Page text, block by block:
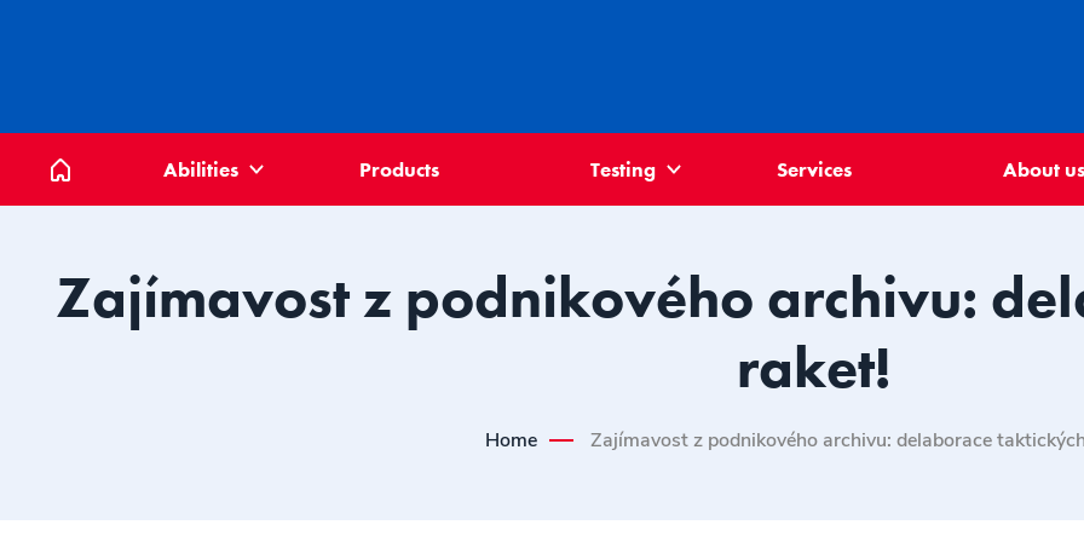
Abilities
Products Testing Services About us
Zajímavost z podnikového archivu:
raket!
Home Zajímavost z podnikového archivu: delaborace